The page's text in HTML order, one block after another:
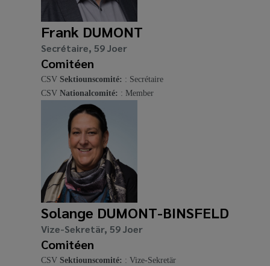
Frank DUMONT
Secrétaire, 59 Joer
Comitéen
CSV Sektiounscomité: : Secrétaire
CSV Nationalcomité: : Member
Solange DUMONT-BINSFELD
Vize-Sekretär, 59 Joer
Comitéen
CSV Sektiounscomité: : Vize-Sekretär